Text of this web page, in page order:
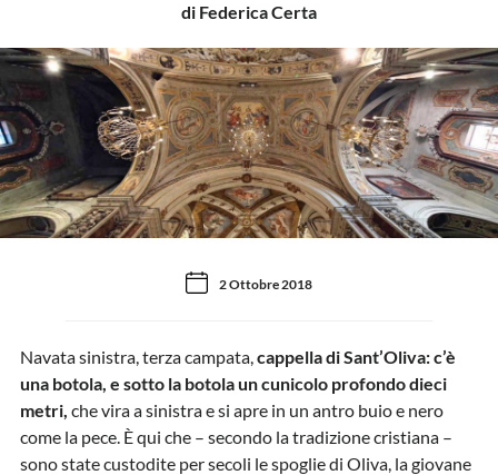
di Federica Certa
2 Ottobre 2018
Navata sinistra, terza campata,cappella di Sant’Oliva: c’è
una botola, e sotto la botola un cunicolo profondo dieci
metri, che vira a sinistra e si apre in un antro buio e nero
come la pece. È qui che – secondo la tradizione cristiana –
sono state custodite per secoli le spoglie di Oliva, la giovane